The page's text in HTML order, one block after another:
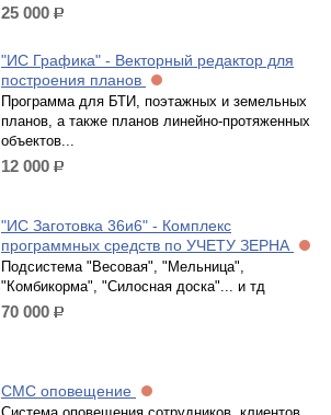
25 000 р.
"ИС Графика" - Векторный редактор для
построения планов
Программа для БТИ, поэтажных и земельных
планов, а также планов линейно-протяженных
объектов...
12 000 р.
"ИС Заготовка 36и6" - Комплекс
программных средств по УЧЕТУ ЗЕРНА
Подсистема "Весовая", "Мельница",
"Комбикорма", "Силосная доска"... и тд
70 000 р.
СМС оповещение